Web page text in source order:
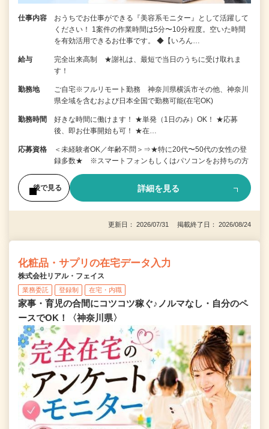
仕事内容
おうちでお仕事ができる『美容系モニター』として活躍して
ください！ 1案件の作業時間は5分〜10分程度。空いた時間
を有効活用できるお仕事です。 ◆【いろん…
給与
完全出来高制 ★謝礼は、最短で当日のうちに受け取れま
す！
勤務地
ご自宅※フルリモート勤務 神奈川県横浜市その他、神奈川
県全域を含むおよび日本全国で勤務可能(在宅OK)
勤務時間
好きな時間に働けます！ ★単発（1日のみ）OK！ ★応募
後、即お仕事開始も可！ ★在…
応募資格
＜未経験者OK／年齢不問＞⇒★特に20代〜50代の女性の登
録多数★ ※スマートフォンもしくはパソコンをお持ちの方
後で見る 詳細を見る
更新日： 2026/07/31 掲載終了日： 2026/08/24
化粧品・サプリの在宅データ入力
株式会社リアル・フェイス
業務委託 登録制 在宅・内職
家事・育児の合間にコツコツ稼ぐ♪ノルマなし・自分のペ
ースでOK！〈神奈川県〉